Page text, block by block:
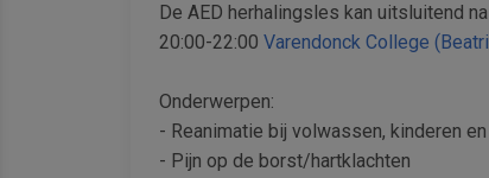
De AED herhalingsles kan uitsluitend na
20:00-22:00 Varendonck College
Onderwerpen:
- Reanimatie bij volwassen, kinderen
- Pijn op de borst/hartklachten